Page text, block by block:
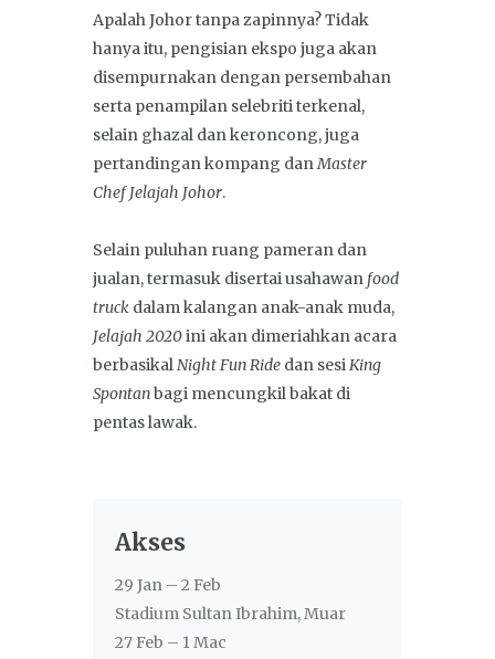
Apalah Johor tanpa zapinnya? Tidak
hanya itu, pengisian ekspo juga akan
disempurnakan dengan persembahan
serta penampilan selebriti terkenal,
selain ghazal dan keroncong, juga
pertandingan kompang dan Master
Chef Jelajah Johor.
Selain puluhan ruang pameran dan
jualan, termasuk disertai usahawan food
truck dalam kalangan anak-anak muda,
Jelajah 2020ini akan dimeriahkan acara
berbasikal Night Fun Ride dan sesi King
Spontanbagi mencungkil bakat di
pentas lawak.
Akses
29 Jan – 2 Feb
Stadium Sultan Ibrahim, Muar
27 Feb – 1 Mac